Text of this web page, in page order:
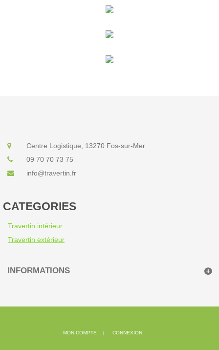
Centre Logistique, 13270 Fos-sur-Mer
09 70 70 73 75
info@travertin.fr
CATEGORIES
Travertin intérieur
Travertin extérieur
INFORMATIONS
MON COMPTE CONNEXION